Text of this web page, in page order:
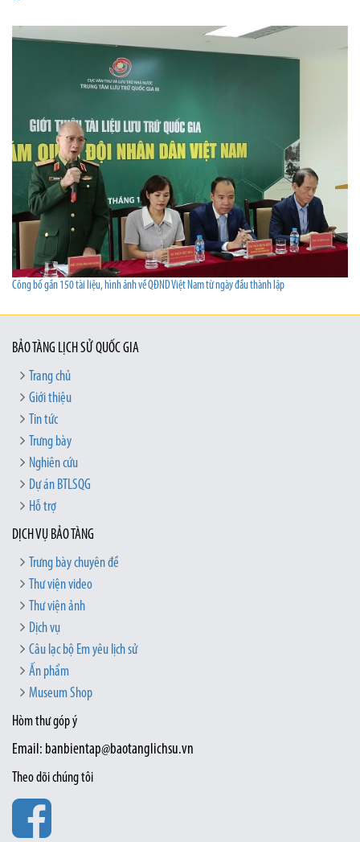
Công bố gần 150 tài liệu, hình ảnh về QĐND Việt Nam từ ngày đầu thành lập
BẢO TÀNG LỊCH SỬ QUỐC GIA
Trang chủ
Giới thiệu
Tin tức
Trưng bày
Nghiên cứu
Dự án BTLSQG
Hỗ trợ
DỊCH VỤ BẢO TÀNG
Trưng bày chuyên đề
Thư viện video
Thư viện ảnh
Dịch vụ
Câu lạc bộ Em yêu lịch sử
Ấn phẩm
Museum Shop
Hòm thư góp ý
Email: banbientap@baotanglichsu.vn
Theo dõi chúng tôi